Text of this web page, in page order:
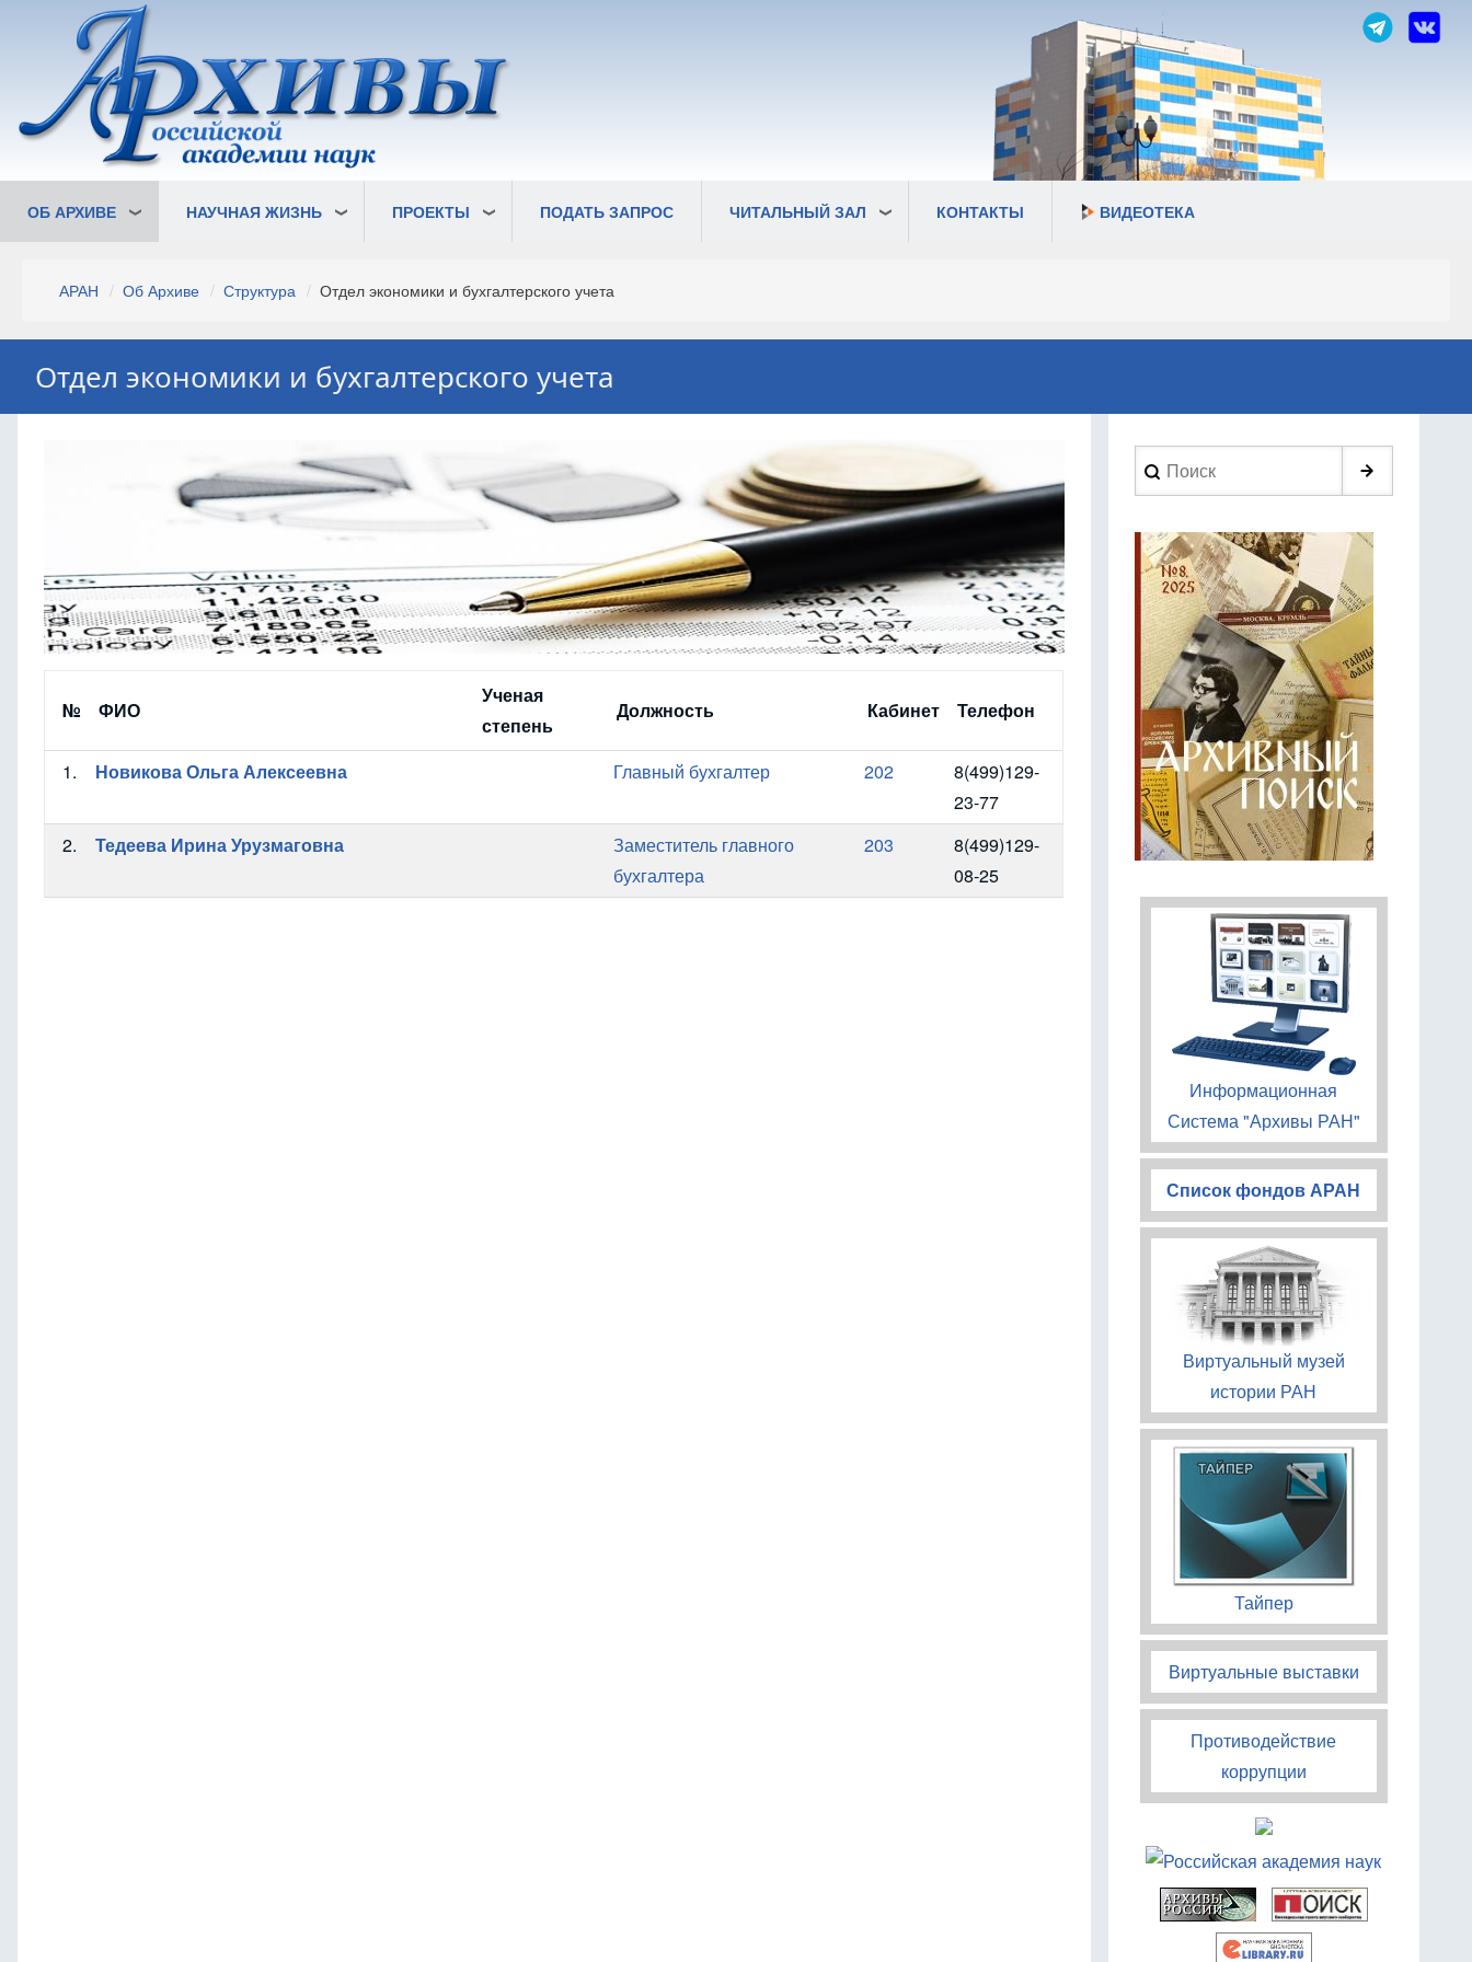
основному
содержанию
ОБ АРХИВЕ НАУЧНАЯ ЖИЗНЬ ПРОЕКТЫ ПОДАТЬ ЗАПРОС ЧИТАЛЬНЫЙ ЗАЛ КОНТАКТЫ ВИДЕОТЕКА
Строка
АРАН Об Архиве Структура Отдел экономики и бухгалтерского учета
Отдел экономики и бухгалтерского учета
№ ФИО
Ученая
степень
Должность Кабинет Телефон
1. Новикова Ольга Алексеевна Главный бухгалтер 202
8(499)129-
23-77
2.
Тедеева Ирина Урузмаговна
Заместитель главного
бухгалтера
203
8(499)129-
08-25
Search
Информационная
Система "Архивы РАН"
Список фондов АРАН
Виртуальный музей
истории РАН
Тайпер
Виртуальные выставки
Противодействие
коррупции